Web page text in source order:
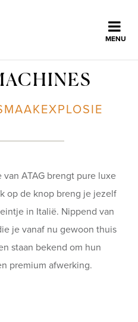
MENU
ATAG brengt pure luxe
op de knop breng je jezelf
in Italië. Nippend van
je vanaf nu gewoon thuis
staan bekend om hun
premium afwerking.